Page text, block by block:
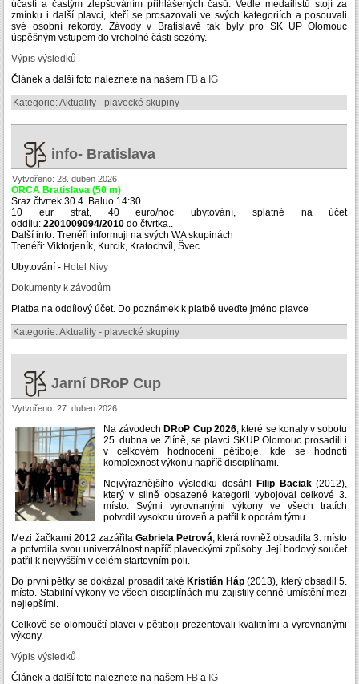
účastí a častým zlepšováním přihlášených časů. Vedle medailistů stojí za
zmínku i další plavci, kteří se prosazovali ve svých kategoriích a posouvali
své osobní rekordy. Závody v Bratislavě tak byly pro SK UP Olomouc
úspěšným vstupem do vrcholné části sezóny.
Výpis výsledků
Článek a další foto naleznete na našem FB a IG
Kategorie:Aktuality - plavecké skupiny
info- Bratislava
Vytvořeno: 28. duben 2026
ORCA Bratislava (50 m)
Sraz čtvrtek 30.4. Baluo 14:30
10 eur strat, 40 euro/noc ubytování, splatné na účet
oddílu:2201009094/2010 do čtvrtka..
Další info: Trenéři informuji na svých WA skupinách
Trenéři: Viktorjeník, Kurcik, Kratochvíl, Švec
Ubytování - Hotel Nivy
Dokumenty k závodům
Platba na oddílový účet. Do poznámek k platbě uveďte jméno plavce
Kategorie:Aktuality - plavecké skupiny
Jarní DRoP Cup
Vytvořeno: 27. duben 2026
Na závodechDRoP Cup 2026, které se konaly v sobotu
25. dubna ve Zlíně, se plavci SKUP Olomouc prosadili i
v celkovém hodnocení pětiboje, kde se hodnotí
komplexnost výkonu napříč disciplínami.
Nejvýraznějšího výsledku dosáhl Filip Baciak(2012),
který v silně obsazené kategorii vybojoval celkové 3.
místo. Svými vyrovnanými výkony ve všech tratích
potvrdil vysokou úroveň a patřil k oporám týmu.
Mezi žačkami 2012 zazářila Gabriela Petrová , která rovněž obsadila 3. místo
a potvrdila svou univerzálnost napříč plaveckými způsoby. Její bodový součet
patřil k nejvyšším v celém startovním poli.
Do první pětky se dokázal prosadit takéKristián Háp(2013), který obsadil 5.
místo. Stabilní výkony ve všech disciplínách mu zajistily cenné umístění mezi
nejlepšími.
Celkově se olomoučtí plavci v pětiboji prezentovali kvalitními a vyrovnanými
výkony.
Výpis výsledků
Článek a další foto naleznete na našem FB a IG